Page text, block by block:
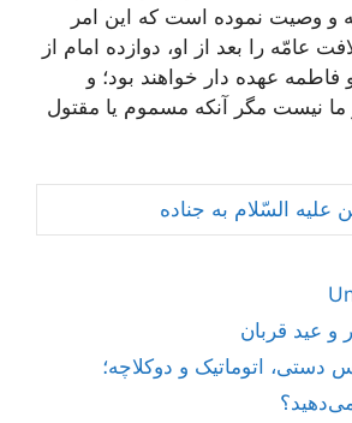
و وصیت نموده است که این امر
عامّه را بعد از او، دوازده امام از
فاطمه عهده دار خواهند بود؛ و
نیست مگر آنکه مسموم یا مقتول
السّلام به جناده
و عيد قربان
دستی، اتوماتیک و دوکلاچه؛